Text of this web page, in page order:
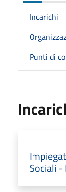
Incarichi
Punti di
Sociali